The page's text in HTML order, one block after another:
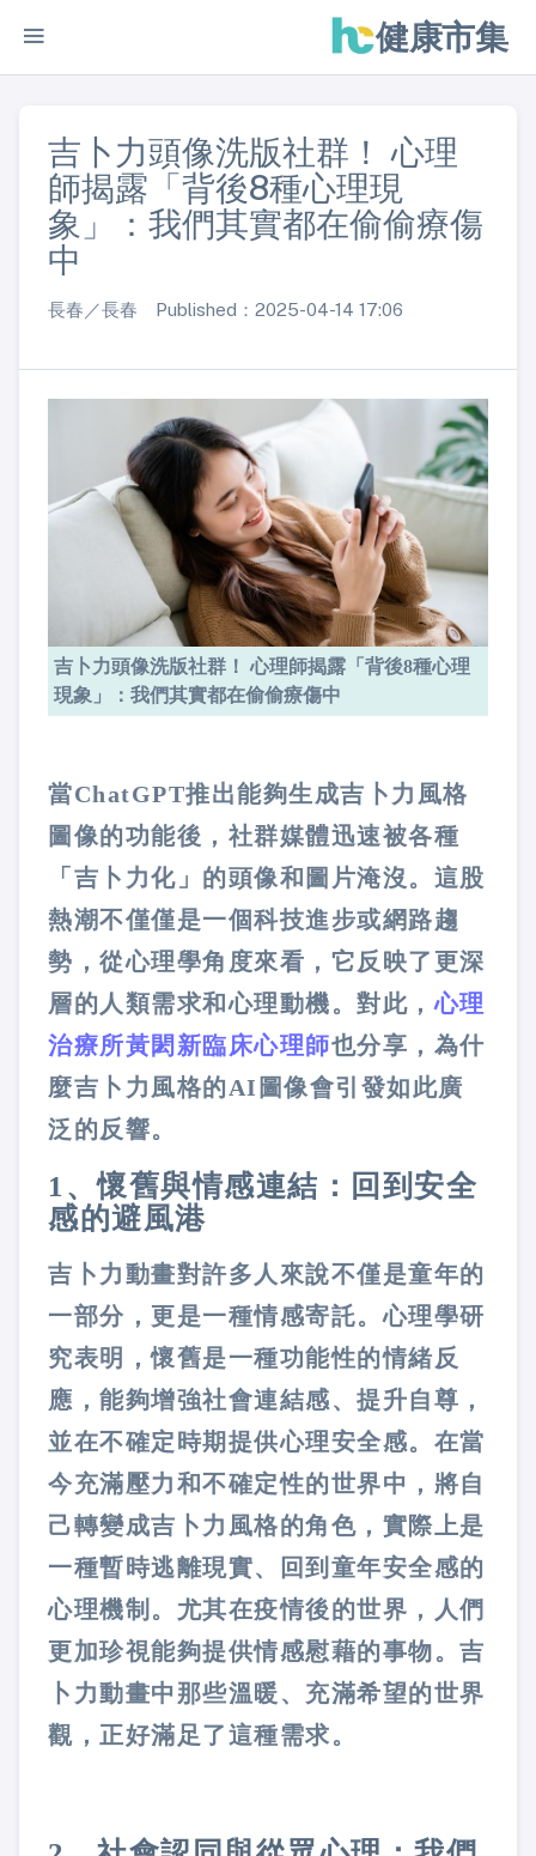
健康市集
吉卜力頭像洗版社群！ 心理
師揭露「背後8種心理現
象」：我們其實都在偷偷療傷
中
長春／長春 Published：2025-04-14 17:06
吉卜力頭像洗版社群！ 心理師揭露「背後8種心理
現象」：我們其實都在偷偷療傷中
當ChatGPT推出能夠生成吉卜力風格
圖像的功能後，社群媒體迅速被各種
「吉卜力化」的頭像和圖片淹沒。這股
熱潮不僅僅是一個科技進步或網路趨
勢，從心理學角度來看，它反映了更深
層的人類需求和心理動機。對此，心理
治療所黃閎新臨床心理師也分享，為什
麼吉卜力風格的AI圖像會引發如此廣
泛的反響。
1、懷舊與情感連結：回到安全
感的避風港
吉卜力動畫對許多人來說不僅是童年的
一部分，更是一種情感寄託。心理學研
究表明，懷舊是一種功能性的情緒反
應，能夠增強社會連結感、提升自尊，
並在不確定時期提供心理安全感。在當
今充滿壓力和不確定性的世界中，將自
己轉變成吉卜力風格的角色，實際上是
一種暫時逃離現實、回到童年安全感的
心理機制。 尤其在疫情後的世界，人們
更加珍視能夠提供情感慰藉的事物。吉
卜力動畫中那些溫暖、充滿希望的世界
觀，正好滿足了這種需求。